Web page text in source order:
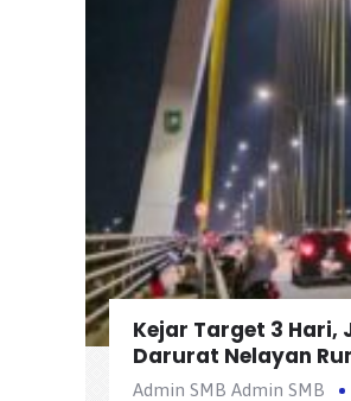
Kejar Target 3 Hari,
Darurat Nelayan
Bisa Dilewati
Admin SMB Admin SMB